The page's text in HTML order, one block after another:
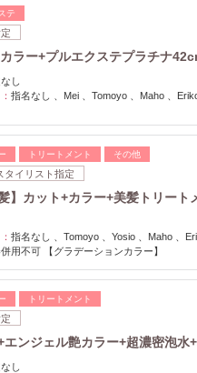
テ
カラー+プルエクステプラチナ
し
指名なし 、Mei 、Tomoyo 、Maho 、
トリートメント その他
タイリスト指定
】カット+カラー+美髪トリー
指名なし 、Tomoyo 、Yosio 、Maho 、
用不可 【グラデーションカラー】
トリートメント
エンジェル艶カラー+超濃密泡
し